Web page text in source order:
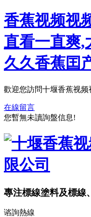
香蕉视频视
直看一直爽,
久久香蕉囯
歡迎您訪問十堰香蕉视频
在線留言
您暫無未讀詢盤信息!
專注標線塗料及標線
谘詢熱線